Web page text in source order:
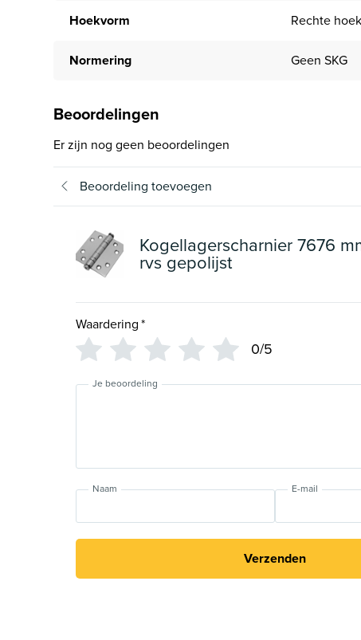
Hoekvorm Rechte
Normering Geen SKG
Beoordelingen
Er zijn nog geen beoordelingen
Beoordeling toevoegen
Kogellagerscharnier 7676
rvs gepolijst
Waardering*
0/5
Je beoordeling
Naam E-mail
Verzenden